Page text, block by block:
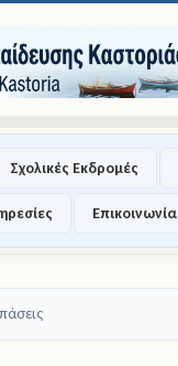
Σχολικές Εκδρομές
Επικοινωνία